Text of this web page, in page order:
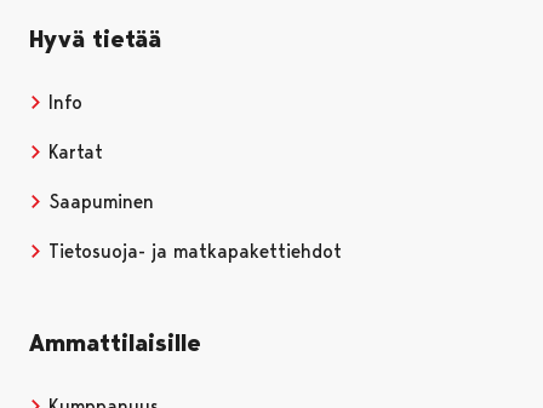
Hyvä tietää
Info
Kartat
Saapuminen
Tietosuoja- ja matkapakettiehdot
Ammattilaisille